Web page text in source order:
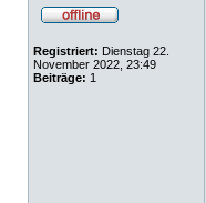
Registriert: Dienstag 22.
November 2022, 23:49
Beiträge: 1